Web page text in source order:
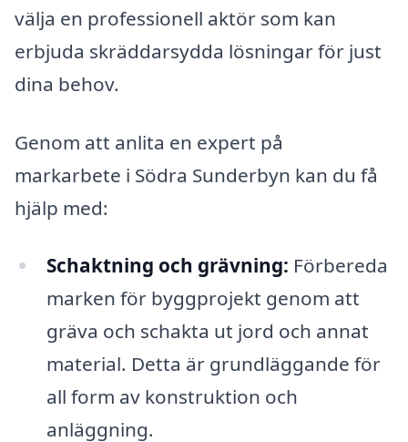
välja en professionell aktör som kan
erbjuda skräddarsydda lösningar för just
dina behov.
Genom att anlita en expert på
markarbete i Södra Sunderbyn kan du få
hjälp med:
Schaktning och grävning: Förbereda
marken för byggprojekt genom att
gräva och schakta ut jord och annat
material. Detta är grundläggande för
all form av konstruktion och
anläggning.